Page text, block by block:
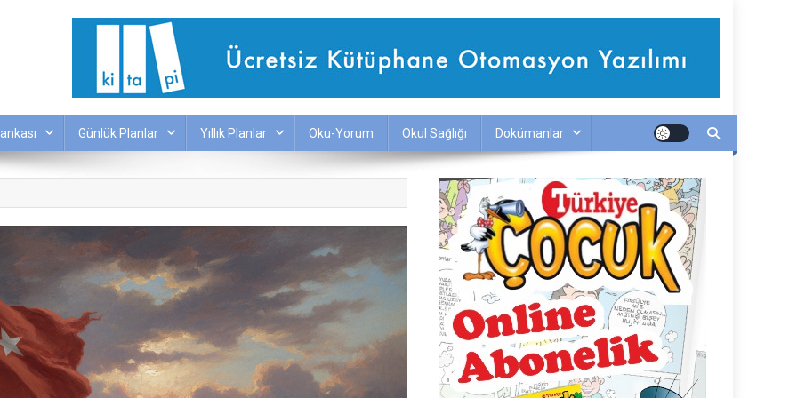
Günlük Planlar Yıllık Planlar Oku-Yorum Okul Sağlığı Dokümanlar